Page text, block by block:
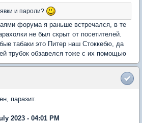
и пароли?
форума я раньше встречался, в те
не был скрыт от посетителей.
табаки это Питер наш Стоккебю, да
трубок обзавелся тоже с их помощью
паразит.
2023 - 04:01 PM